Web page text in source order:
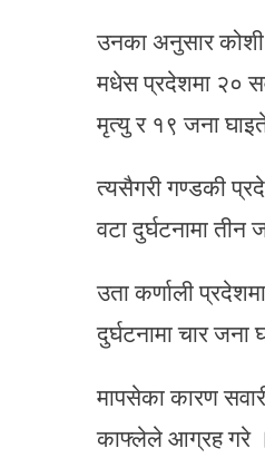
उनका अनुसार
मधेस प्रदेशमा २०
मृत्यु र १९ जना
त्यसैगरी गण्डकी
वटा दुर्घटनामा
उता कर्णाली
दुर्घटनामा चार
मापसेका कारण
काफ्लेले आग्रह गरे ।